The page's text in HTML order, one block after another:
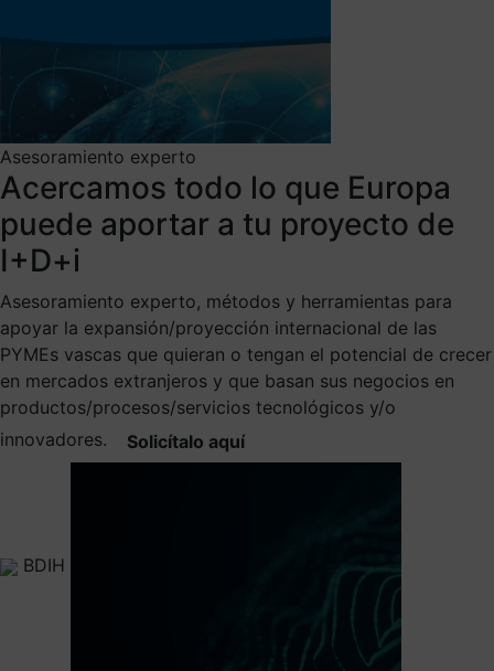
Asesoramiento experto
Acercamos todo lo que Europa
puede aportar a tu proyecto de
I+D+i
Asesoramiento experto, métodos y herramientas para
apoyar la expansión/proyección internacional de las
PYMEs vascas que quieran o tengan el potencial de crecer
en mercados extranjeros y que basan sus negocios en
productos/procesos/servicios tecnológicos y/o
innovadores.
Solicítalo aquí
BDIH